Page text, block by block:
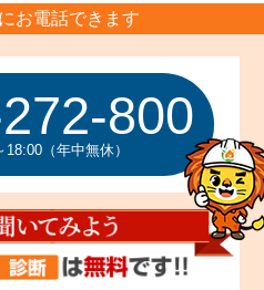
お電話できます
800
（年中無休）